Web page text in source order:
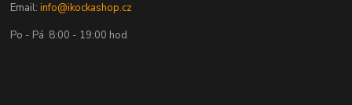
Email:info@ikockashop.cz
Po - Pá 8:00 - 19:00 hod